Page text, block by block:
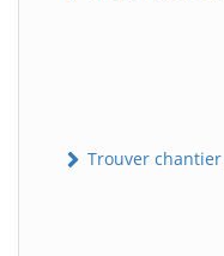
Trouver